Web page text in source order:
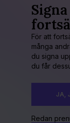
För att
många
du signa
du får
JA,
Redan